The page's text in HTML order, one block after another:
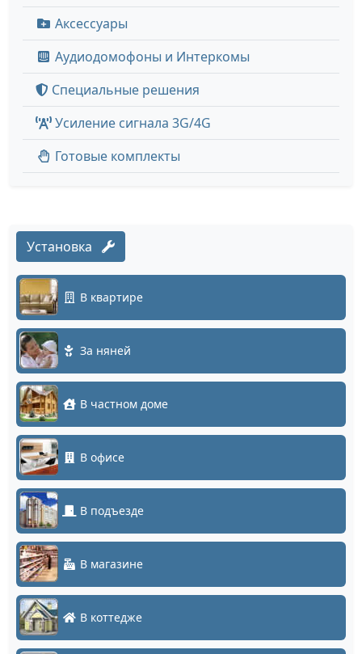
Аксессуары
Аудиодомофоны и Интеркомы
Специальные решения
Усиление сигнала 3G/4G
Готовые комплекты
Установка
В квартире
За няней
В частном доме
В офисе
В подъезде
В магазине
В коттедже